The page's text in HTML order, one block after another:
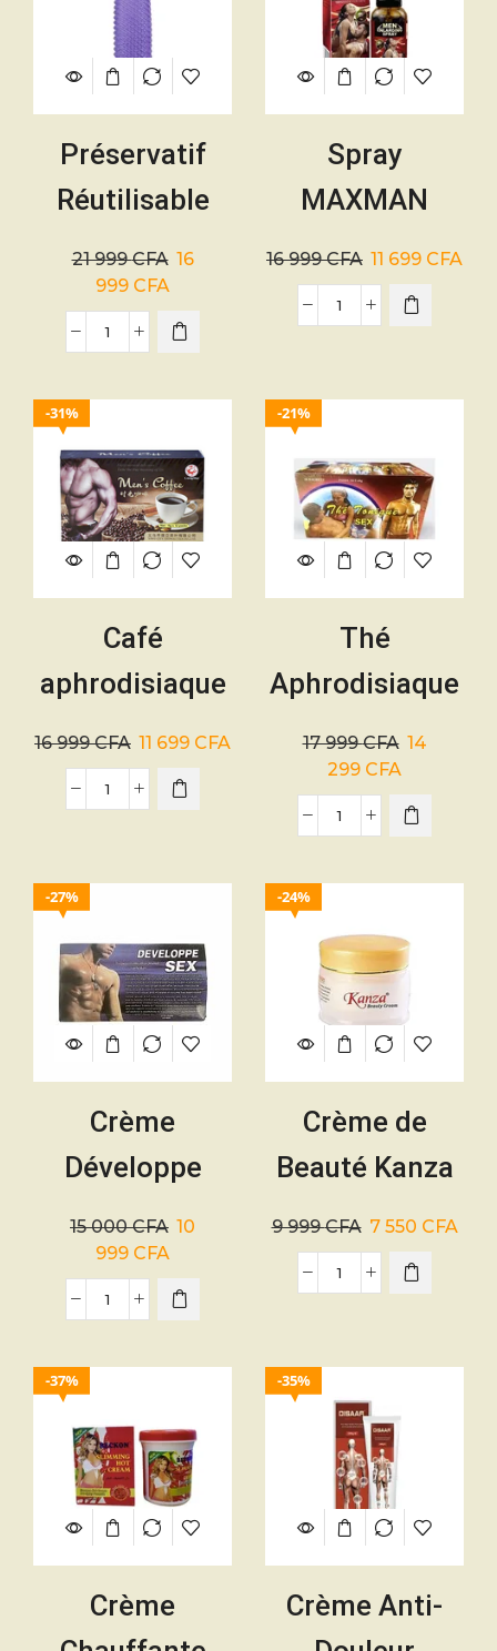
Préservatif
Réutilisable
Manchon pour
pénis
21 999CFA 16
999 CFA
Spray
MAXMAN
retardateur
d’éjaculation
16 999CFA 11 699 CFA
31%
Café
aphrodisiaque
naturel
homme –
Viagra
16 999CFA 11 699 CFA
21%
Thé
Aphrodisiaque
Tonique –
Boost Libido &
Vitalité
17 999CFA 14
299 CFA
27%
Crème
Développe
Sexe 50g
15 000CFA 10
999 CFA
24%
Crème de
Beauté Kanza
– 30g
9 999CFA 7 550 CFA
37%
Crème
35%
Crème Anti-